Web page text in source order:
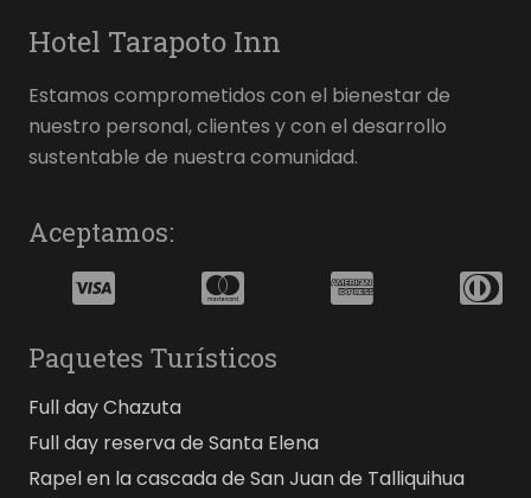
Hotel Tarapoto Inn
Estamos comprometidos con el bienestar de
nuestro personal, clientes y con el desarrollo
sustentable de nuestra comunidad.
Aceptamos:
Paquetes Turísticos
Full day Chazuta
Full day reserva de Santa Elena
Rapel en la cascada de San Juan de Talliquihua